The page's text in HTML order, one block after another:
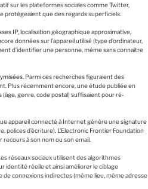
sur les plateformes sociales comme Twitter,
protégeaient que des regards superficiels.
IP, localisation géographique approximative,
données sur l’appareil utilisé (type d’ordinateur,
d’identifier une personne, même sans connaître
. Parmi ces recherches figuraient des
Plus récemment encore, une étude publiée en
genre, code postal) suffisaient pour ré-
appareil connecté à Internet génère une signature
d’écriture). L’Electronic Frontier Foundation
recours à son nom ou son email.
réseaux sociaux utilisent des algorithmes
identité réelle et ainsi améliorer le ciblage
de connexions indirectes (même lieu, même adresse